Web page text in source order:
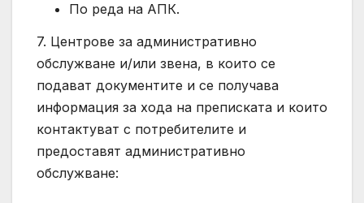
По реда на АПК.
7. Центрове за административно
обслужване и/или звена, в които се
подават документите и се получава
информация за хода на преписката и които
контактуват с потребителите и
предоставят административно
обслужване: